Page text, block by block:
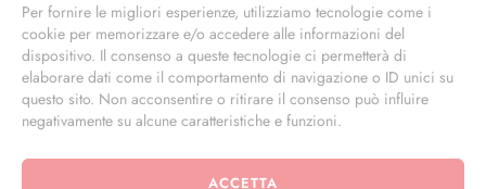
Per fornire le migliori esperienze, utilizziamo tecnologie come i
cookie per memorizzare e/o accedere alle informazioni del
dispositivo. Il consenso a queste tecnologie ci permetterà di
elaborare dati come il comportamento di navigazione o ID unici su
questo sito. Non acconsentire o ritirare il consenso può influire
negativamente su alcune caratteristiche e funzioni.
ACCETTA
info@masterphil.it